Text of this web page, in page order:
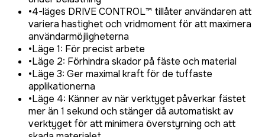
•4-läges DRIVE CONTROL™ tillåter användaren att
variera hastighet och vridmoment för att maximera
användarmöjligheterna
•Läge 1: För precist arbete
•Läge 2: Förhindra skador på fäste och material
•Läge 3: Ger maximal kraft för de tuffaste
applikationerna
•Läge 4: Känner av när verktyget påverkar fästet
mer än 1 sekund och stänger då automatiskt av
verktyget för att minimera överstyrning och att